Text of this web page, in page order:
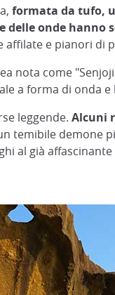
formata da tufo,
delle onde
e pianori
nota come
a forma di onda
leggende. Alcuni
temibile demone
al già affascinante